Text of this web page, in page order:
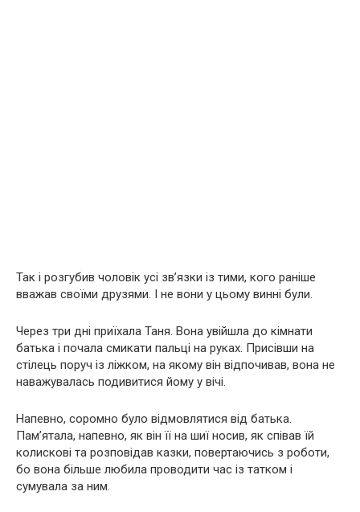
Так і розгубив чоловік усі зв’язки із тими, кого раніше
вважав своїми друзями. І не вони у цьому винні були.
Через три дні приїхала Таня. Вона увійшла до кімнати
батька і почала смикати пальці на руках. Присівши на
стілець поруч із ліжком, на якому він відпочивав, вона не
наважувалась подивитися йому у вічі.
Напевно, соромно було відмовлятися від батька.
Пам’ятала, напевно, як він її на шиї носив, як співав їй
колискові та розповідав казки, повертаючись з роботи,
бо вона більше любила проводити час із татком і
сумувала за ним.